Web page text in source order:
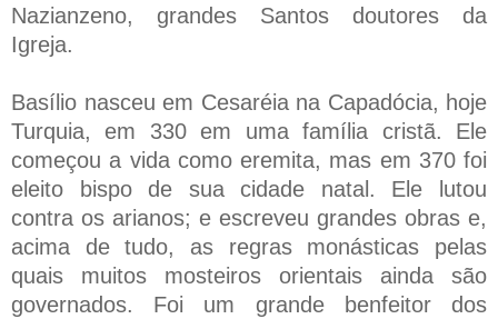
Nazianzeno, grandes Santos doutores da
Igreja.
Basílio nasceu em Cesaréia na Capadócia, hoje
Turquia, em 330 em uma família cristã. Ele
começou a vida como eremita, mas em 370 foi
eleito bispo de sua cidade natal. Ele lutou
contra os arianos; e escreveu grandes obras e,
acima de tudo, as regras monásticas pelas
quais muitos mosteiros orientais ainda são
governados. Foi um grande benfeitor dos